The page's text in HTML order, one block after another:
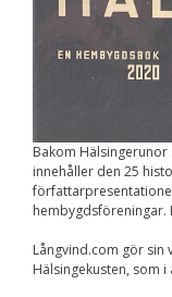
Bakom
innehåller den 25
hembygdsföreningar.
Långvind.com gör sin
Hälsingekusten, som